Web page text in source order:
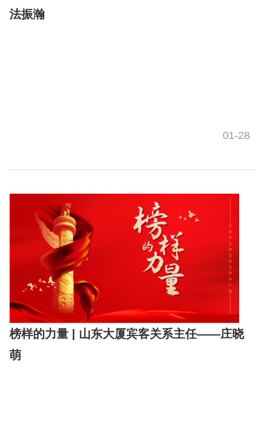
法振瀚
01-28
榜样的力量 | 山东大厦宾客关系主任——庄晓
萌